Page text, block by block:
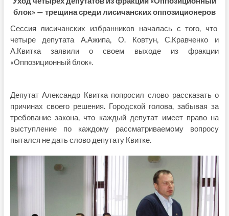
блок» — трещина среди лисичанских оппозиционеров
Сессия лисичанских избранников началась с того, что
четыре депутата А.Ажипа, О. Ковтун, С.Кравченко и
А.Квитка заявили о своем выходе из фракции
«Оппозиционный блок».
Депутат Александр Квитка попросил слово рассказать о
причинах своего решения. Городской голова, забывая за
требование закона, что каждый депутат имеет право на
выступление по каждому рассматриваемому вопросу
пытался не дать слово депутату Квитке.